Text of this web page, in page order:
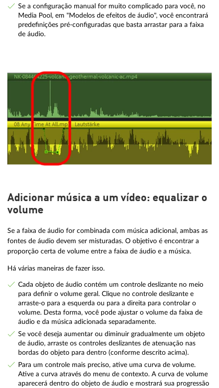
Se a configuração manual for muito complicado para você, no
Media Pool, em "Modelos de efeitos de áudio", você encontrará
predefinições pré-configuradas que basta arrastar para a faixa
de áudio.
Adicionar música a um vídeo: equalizar o
volume
Se a faixa de áudio for combinada com música adicional, ambas as
fontes de áudio devem ser misturadas. O objetivo é encontrar a
proporção certa de volume entre a faixa de áudio e a música.
Há várias maneiras de fazer isso.
Cada objeto de áudio contém um controle deslizante no meio
para definir o volume geral. Clique no controle deslizante e
arraste-o para a esquerda ou para a direita para controlar o
volume. Desta forma, você pode ajustar o volume da faixa de
áudio e da música adicionada separadamente.
Se você deseja aumentar ou diminuir gradualmente um objeto
de áudio, arraste os controles deslizantes de atenuação nas
bordas do objeto para dentro (conforme descrito acima).
Para um controle mais preciso, ative uma curva de volume.
Ative a curva através do menu de contexto. A curva de volume
aparecerá dentro do objeto de áudio e mostrará sua progressão